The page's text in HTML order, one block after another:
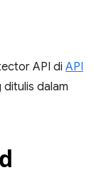
API di API
ditulis dalam